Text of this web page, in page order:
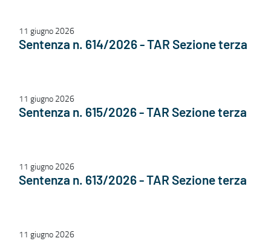
11 giugno 2026
Sentenza n. 614/2026 - TAR Sezione terza
11 giugno 2026
Sentenza n. 615/2026 - TAR Sezione terza
11 giugno 2026
Sentenza n. 613/2026 - TAR Sezione terza
11 giugno 2026